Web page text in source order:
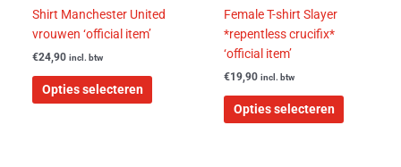
Shirt Manchester United
vrouwen ‘official item’
€24,90 incl. btw
Opties selecteren
op
de
productpagina
Female T-shirt Slayer
*repentless crucifix*
‘official item’
€19,90 incl. btw
Opties selecteren